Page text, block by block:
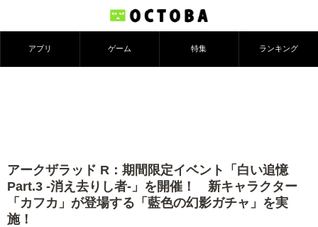
アプリ ゲーム 特集 ランキング
アークザラッド R：期間限定イベント「白い追憶
Part.3 -消え去りし者-」を開催！ 新キャラクター
「カフカ」が登場する「藍色の幻影ガチャ」を実
施！